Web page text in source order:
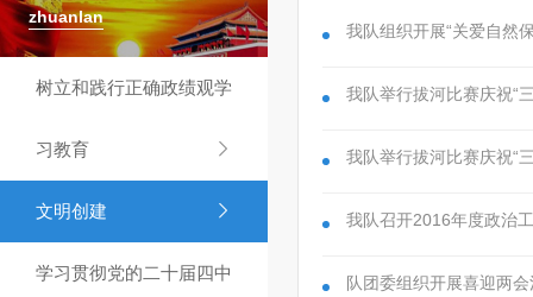
zhuanlan
树立和践行正确政绩观学
习教育 
文明创建 
学习贯彻党的二十届四中
我队组织开展“关爱自然
我队举行拔河比赛庆祝“
我队举行拔河比赛庆祝“
我队召开2016年度政治
队团委组织开展喜迎两